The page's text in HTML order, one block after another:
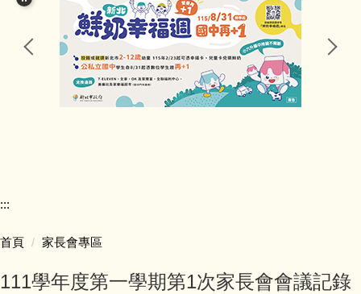
福隆願景
行政團隊
學校位置
學校教室配置圖
:::
首頁 家長會專區
111學年度第一學期第1次家長會會議記錄